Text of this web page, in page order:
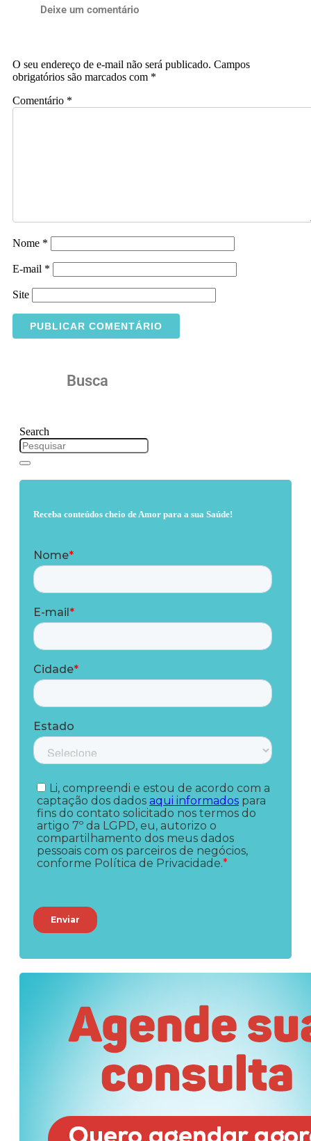
Deixe um comentário
O seu endereço de e-mail não será publicado. Campos
obrigatórios são marcados com *
Comentário *
Nome *
E-mail *
Site
Busca
Search
Receba conteúdos cheio de Amor para a sua Saúde!